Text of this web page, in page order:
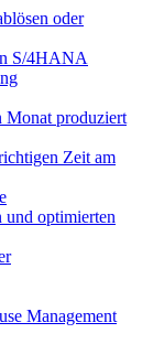
oder
S/4HANA
Monat produziert
Zeit am
und optimierten
Management